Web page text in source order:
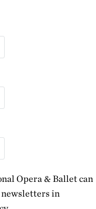
Opera & Ballet can
newsletters in